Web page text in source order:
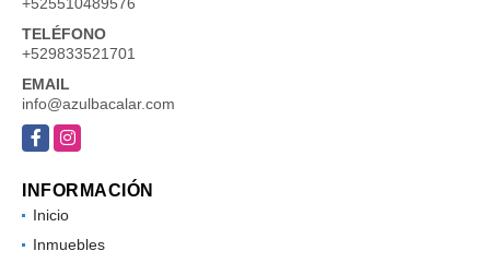
TELÉFONO
+529833521701
EMAIL
info@azulbacalar.com
FacebookInstagram
INFORMACIÓN
Inicio
Inmuebles